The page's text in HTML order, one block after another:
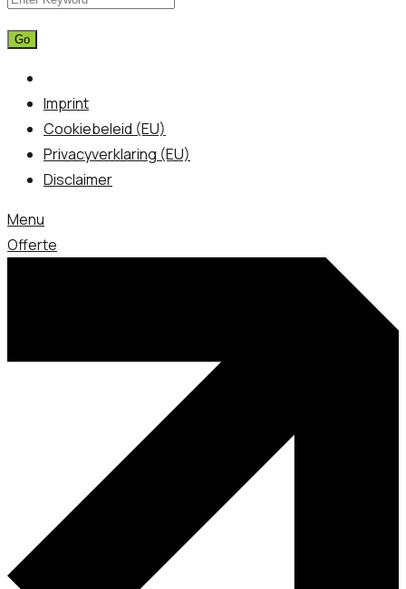
Imprint
Cookiebeleid (EU)
Privacyverklaring (EU)
Disclaimer
Menu
Offerte